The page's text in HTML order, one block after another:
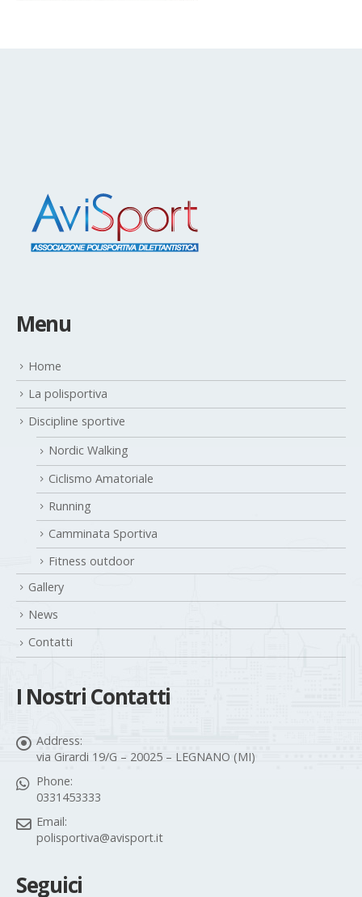
Menu
Home
La polisportiva
Discipline sportive
Nordic Walking
Ciclismo Amatoriale
Running
Camminata Sportiva
Fitness outdoor
Gallery
News
Contatti
I Nostri Contatti
Address:
via Girardi 19/G – 20025 – LEGNANO (MI)
Phone:
0331453333
Email:
polisportiva@avisport.it
Seguici